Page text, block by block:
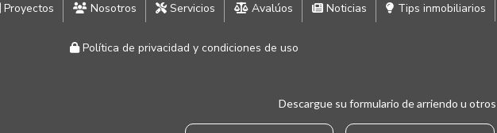
Proyectos Nosotros Servicios Avalúos Noticias Tips inmobiliarios
Política de privacidad y condiciones de uso
Descargue su formulario de arriendo u